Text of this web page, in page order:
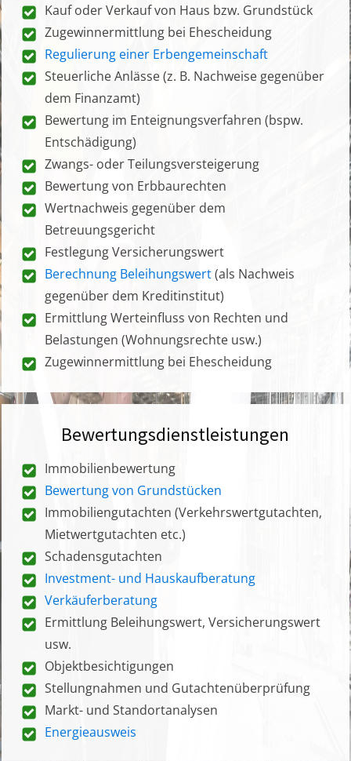
Kauf oder Verkauf von Haus bzw. Grundstück
Zugewinnermittlung bei Ehescheidung
Regulierung einer Erbengemeinschaft
Steuerliche Anlässe (z. B. Nachweise gegenüber
dem Finanzamt)
Bewertung im Enteignungsverfahren (bspw.
Entschädigung)
Zwangs- oder Teilungsversteigerung
Bewertung von Erbbaurechten
Wertnachweis gegenüber dem
Betreuungsgericht
Festlegung Versicherungswert
Berechnung Beleihungswert(als Nachweis
gegenüber dem Kreditinstitut)
Ermittlung Werteinfluss von Rechten und
Belastungen (Wohnungsrechte usw.)
Zugewinnermittlung bei Ehescheidung
Bewertungsdienstleistungen
Immobilienbewertung
Bewertung von Grundstücken
Immobiliengutachten (Verkehrswertgutachten,
Mietwertgutachten etc.)
Schadensgutachten
Investment- und Hauskaufberatung
Verkäuferberatung
Ermittlung Beleihungswert, Versicherungswert
usw.
Objektbesichtigungen
Stellungnahmen und Gutachtenüberprüfung
Markt- und Standortanalysen
Energieausweis